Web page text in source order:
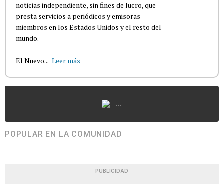
noticias independiente, sin fines de lucro, que
presta servicios a periódicos y emisoras
miembros en los Estados Unidos y el resto del
mundo.
El Nuevo... Leer más
...
POPULAR EN LA COMUNIDAD
PUBLICIDAD